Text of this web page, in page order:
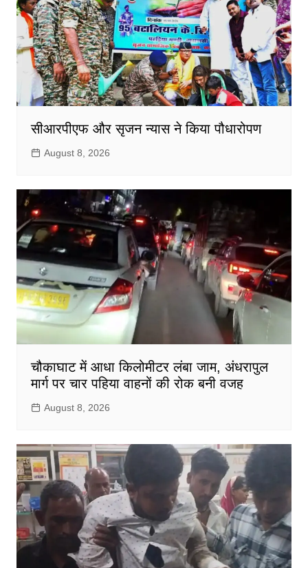
सीआरपीएफ और सृजन न्यास ने किया पौधारोपण
August 8, 2026
चौकाघाट में आधा किलोमीटर लंबा जाम, अंधरापुल
मार्ग पर चार पहिया वाहनों की रोक बनी वजह
August 8, 2026